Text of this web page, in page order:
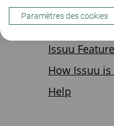
Paramètres des cookies